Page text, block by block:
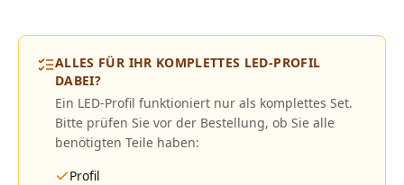
ALLES FÜR IHR KOMPLETTES LED-PROFIL
DABEI?
Ein LED-Profil funktioniert nur als komplettes Set.
Bitte prüfen Sie vor der Bestellung, ob Sie alle
benötigten Teile haben:
Profil